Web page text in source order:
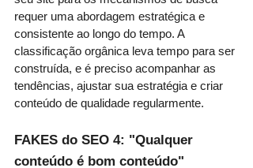
requer uma abordagem estratégica e
consistente ao longo do tempo. A
classificação orgânica leva tempo para ser
construída, e é preciso acompanhar as
tendências, ajustar sua estratégia e criar
conteúdo de qualidade regularmente.
FAKES do SEO 4: "Qualquer
conteúdo é bom conteúdo"